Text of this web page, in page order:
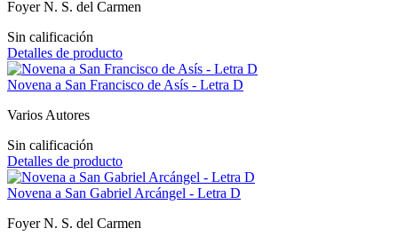
Foyer N. S. del Carmen
Sin calificación
Detalles de producto
Novena a San Francisco de Asís - Letra D
Varios Autores
Sin calificación
Detalles de producto
Novena a San Gabriel Arcángel - Letra D
Foyer N. S. del Carmen